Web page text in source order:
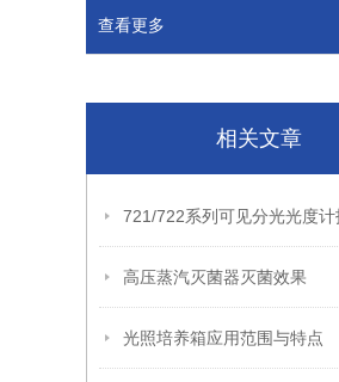
查看更多
相关文章
高压蒸汽灭菌器灭菌效果
光照培养箱应用范围与特点